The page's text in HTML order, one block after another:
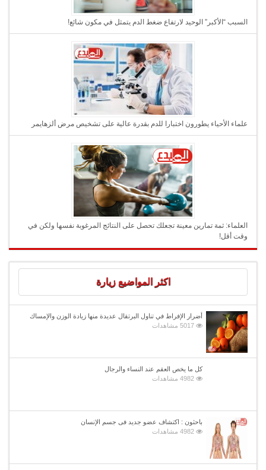
السبب “الأكبر” الوحيد لارتفاع ضغط الدم يتمثل في مكون شائع!
علماء الأحياء يطورون اختبارا للدم بقدرة عالية على تشخيص مرض ألزهايمر
العلماء: ثمة تمارين معينة تجعلك تحصل على النتائج المرغوبة نفسها ولكن في
وقت أقل!
اكثر المواضيع زيارة
أضرار الإفراط في تناول البرتقال عديدة منها زيادة الوزن والإمساك
5017 مشاهدات
كل ما يخص العقم عند النساء والرجال
4982 مشاهدات
باحثون : اكتشاف عضو جديد فى جسم الإنسان
4982 مشاهدات